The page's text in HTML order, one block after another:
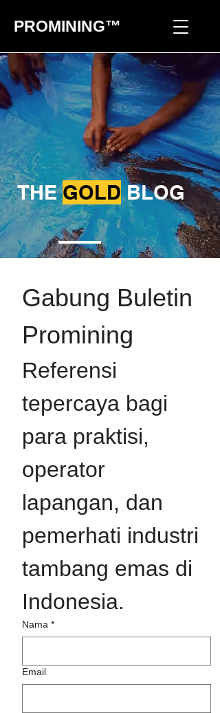
PROMINING™
THEGOLDBLOG
Gabung Buletin
Promining
Referensi
tepercaya bagi
para praktisi,
operator
lapangan, dan
pemerhati industri
tambang emas di
Nama *
Email